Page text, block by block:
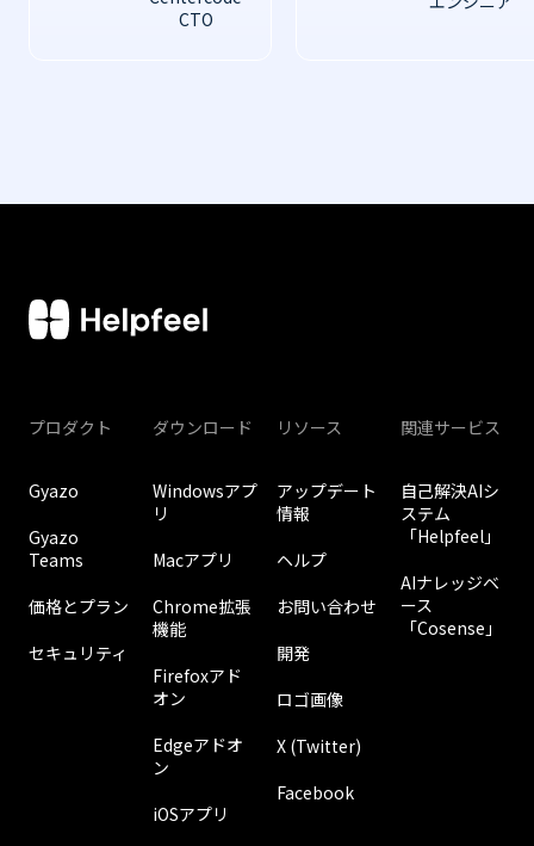
CTO
プロダクト
Gyazo
Gyazo
Teams
価格とプラン
セキュリティ
ダウンロード
Windowsアプ
リ
Macアプリ
Chrome拡張
機能
Firefoxアド
オン
Edgeアドオ
ン
iOSアプリ
リソース
アップデート
情報
ヘルプ
お問い合わせ
開発
ロゴ画像
X (Twitter)
Facebook
関連サービス
自己解決AIシ
ステム
「Helpfeel」
AIナレッジベ
ース
「Cosense」